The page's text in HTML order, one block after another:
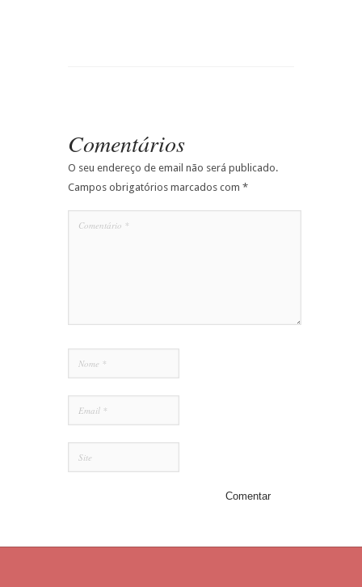
Comentários
O seu endereço de email não será publicado.
Campos obrigatórios marcados com *